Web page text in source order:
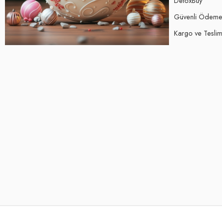
Güvenli Ödeme
Kargo ve